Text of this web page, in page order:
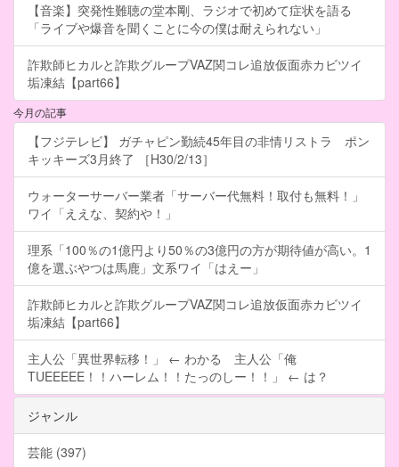
【音楽】突発性難聴の堂本剛、ラジオで初めて症状を語る
「ライブや爆音を聞くことに今の僕は耐えられない」
詐欺師ヒカルと詐欺グループVAZ関コレ追放仮面赤カビツイ
垢凍結【part66】
今月の記事
【フジテレビ】 ガチャピン勤続45年目の非情リストラ ポン
キッキーズ3月終了 ［H30/2/13］
ウォーターサーバー業者「サーバー代無料！取付も無料！」
ワイ「ええな、契約や！」
理系「100％の1億円より50％の3億円の方が期待値が高い。1
億を選ぶやつは馬鹿」文系ワイ「はえー」
詐欺師ヒカルと詐欺グループVAZ関コレ追放仮面赤カビツイ
垢凍結【part66】
主人公「異世界転移！」 ← わかる 主人公「俺
TUEEEEE！！ハーレム！！たっのしー！！」 ← は？
ジャンル
芸能 (397)